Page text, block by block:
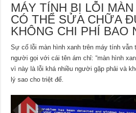
MÁY TÍNH BỊ LỖI
CÓ THỂ SỬA CHỮA
KHÔNG CHI PHÍ BAO
Sự cố lỗi màn hình xanh trên máy tính
người gọi với cái tên ám chỉ: “màn hình
vì này là lỗi khá nhiều người gặp phải và
lý sao cho triệt để.